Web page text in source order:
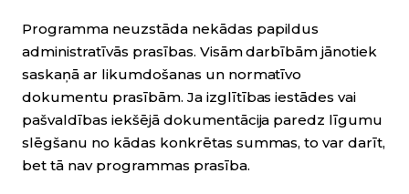
Programma neuzstāda nekādas papildus
administratīvās prasības. Visām darbībām jānotiek
saskaņā ar likumdošanas un normatīvo
dokumentu prasībām. Ja izglītības iestādes vai
pašvaldības iekšējā dokumentācija paredz līgumu
slēgšanu no kādas konkrētas summas, to var darīt,
bet tā nav programmas prasība.